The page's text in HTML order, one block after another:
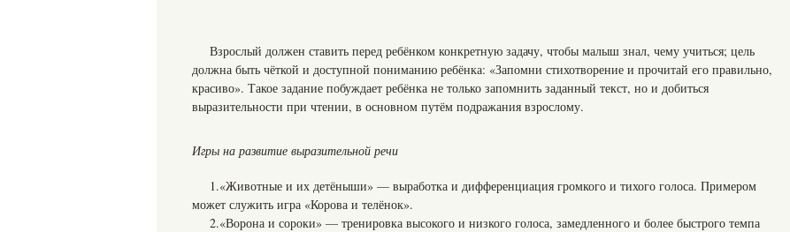
Взрослый должен ставить перед ребёнком конкретную задачу, чтобы малыш знал, чему учиться; цель
должна быть чёткой и доступной пониманию ребёнка: «Запомни стихотворение и прочитай его правильно,
красиво». Такое задание побуждает ребёнка не только запомнить заданный текст, но и добиться
выразительности при чтении, в основном путём подражания взрослому.
Игры на развитие выразительной речи
1.«Животные и их детёныши» — выработка и дифференциация громкого и тихого голоса. Примером
может служить игра «Корова и телёнок».
2.«Ворона и сороки» — тренировка высокого и низкого голоса, замедленного и более быстрого темпа